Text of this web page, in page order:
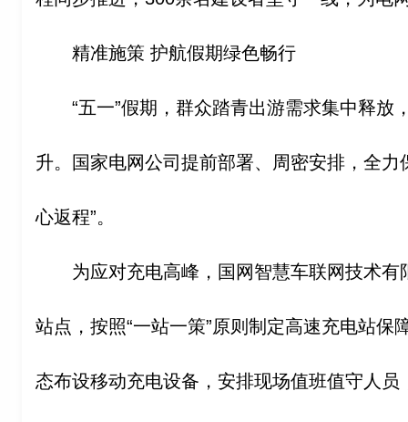
精准施策 护航假期绿色畅行
“五一”假期，群众踏青出游需求集中释放
升。国家电网公司提前部署、周密安排，全力
心返程”。
为应对充电高峰，国网智慧车联网技术
站点，按照“一站一策”原则制定高速充电站保
态布设移动充电设备，安排现场值班值守人员